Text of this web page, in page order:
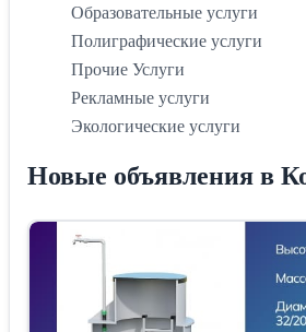
Образовательные услуги
Полиграфические услуги
Прочие Услуги
Рекламные услуги
Экологические услуги
Новые объявления в